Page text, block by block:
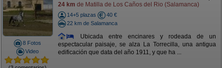
8 Fotos
Video
24 km de Matilla de Los Caños del Rio (Salamanca)
14+5 plazas
40 €
22 km de Salamanca
Ubicada entre encinares y rodeada de un
espectacular paisaje, se alza La Torrecilla, una antigua
edificación que data del año 1911, y que ha ...